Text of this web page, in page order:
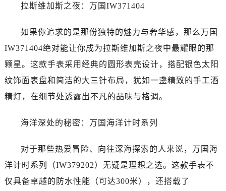
拉斯维加斯之夜：万国IW371404
如果你追求的是那份独特的魅力与奢华感，那么万国
IW371404绝对能让你成为拉斯维加斯之夜中最耀眼的那
颗星。这款手表采用经典的圆形表壳设计，搭配银色太阳
纹饰面表盘和简洁的大三针布局，犹如一盏精致的手工酒
精灯，在细节处透露出不凡的品味与格调。
海洋深处的秘密：万国海洋计时系列
对于那些热爱冒险、向往深海探索的人来说，万国海
洋计时系列（IW379202）无疑是理想之选。这款手表不
仅具备卓越的防水性能（可达300米），还搭载了